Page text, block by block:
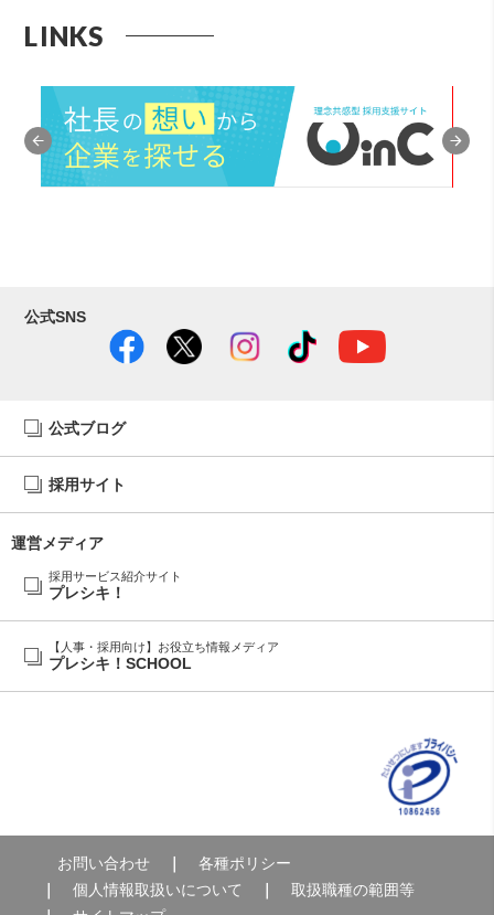
LINKS
公式SNS
公式ブログ
採用サイト
運営メディア
採用サービス紹介サイト
プレシキ！
【人事・採用向け】お役立ち情報メディア
プレシキ！SCHOOL
お問い合わせ
各種ポリシー
個人情報取扱いについて
取扱職種の範囲等